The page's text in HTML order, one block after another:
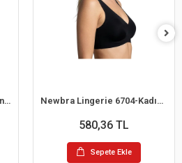
Newbra Lingerie 7045 Kadın Desteksiz B Cup Dantelli Sutyen Newbra Lingerie 6704-Kadın Desteksiz B Cup Hayalet Sutyen
580,36 TL
Sepete Ekle